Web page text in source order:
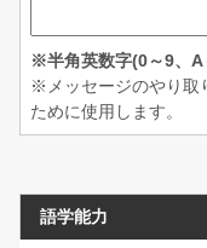
※半角英数字(0～9、A
※メッセージのやり取
ために使用します。
語学能力